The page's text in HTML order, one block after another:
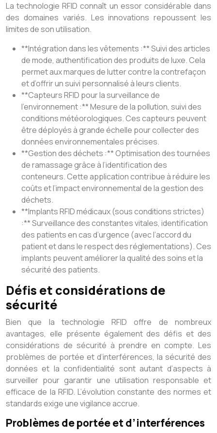
La technologie RFID connaît un essor considérable dans
des domaines variés. Les innovations repoussent les
limites de son utilisation.
**Intégration dans les vêtements :** Suivi des articles
de mode, authentification des produits de luxe. Cela
permet aux marques de lutter contre la contrefaçon
et d’offrir un suivi personnalisé à leurs clients.
**Capteurs RFID pour la surveillance de
l’environnement :** Mesure de la pollution, suivi des
conditions météorologiques. Ces capteurs peuvent
être déployés à grande échelle pour collecter des
données environnementales précises.
**Gestion des déchets :** Optimisation des tournées
de ramassage grâce à l’identification des
conteneurs. Cette application contribue à réduire les
coûts et l’impact environnemental de la gestion des
déchets.
**Implants RFID médicaux (sous conditions strictes)
:** Surveillance des constantes vitales, identification
des patients en cas d’urgence (avec l’accord du
patient et dans le respect des réglementations). Ces
implants peuvent améliorer la qualité des soins et la
sécurité des patients.
Défis et considérations de
sécurité
Bien que la technologie RFID offre de nombreux
avantages, elle présente également des défis et des
considérations de sécurité à prendre en compte. Les
problèmes de portée et d’interférences, la sécurité des
données et la confidentialité sont autant d’aspects à
surveiller pour garantir une utilisation responsable et
efficace de la RFID. L’évolution constante des normes et
standards exige une vigilance accrue.
Problèmes de portée et d’interférences